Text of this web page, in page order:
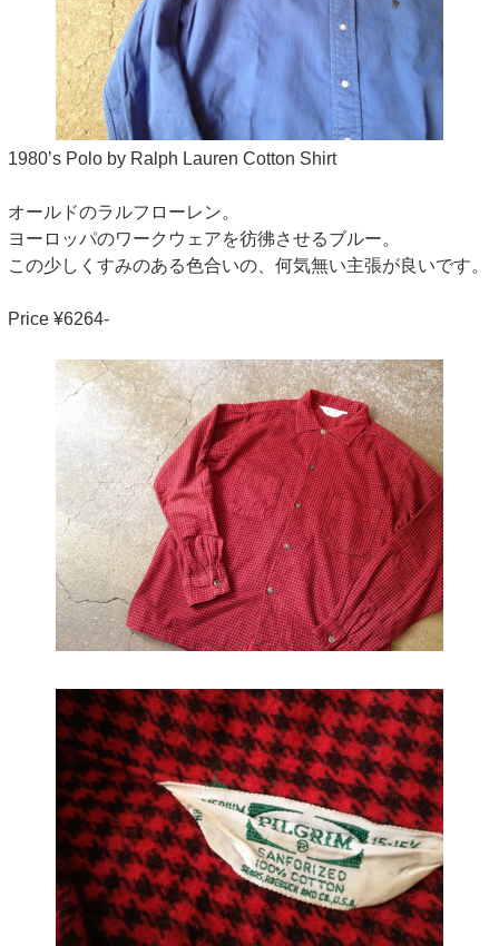
1980’s Polo by Ralph Lauren Cotton Shirt
オールドのラルフローレン。
ヨーロッパのワークウェアを彷彿させるブルー。
この少しくすみのある色合いの、何気無い主張が良いです。
Price ¥6264-